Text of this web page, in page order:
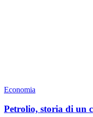
Economia
Petrolio, storia di un